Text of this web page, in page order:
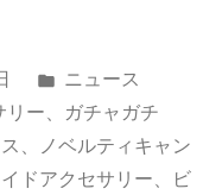
カ
テ
ゴ
リ
ニュース
リー、
ガチャガチ
、
ノベルティキャン
ドアクセサリー、
ビ